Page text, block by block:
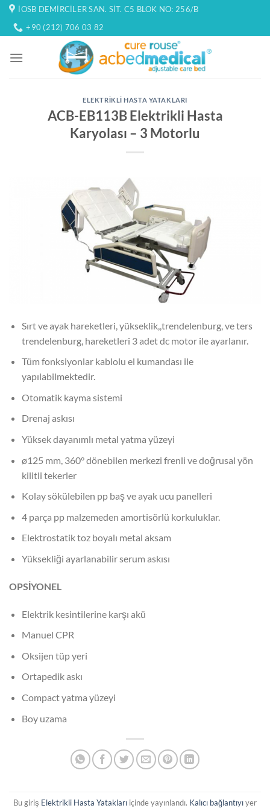
İçeriğe
atla
İOSB DEMIRCILER SAN. SIT. C5 BLOK NO: 256/B
+90 (212) 706 03 82
ELEKTRIKLI HASTA YATAKLARI
ACB-EB113B Elektrikli Hasta
Karyolası – 3 Motorlu
Sırt ve ayak hareketleri, yükseklik,,trendelenburg, ve ters
trendelenburg, hareketleri 3 adet dc motor ile ayarlanır.
Tüm fonksiyonlar kablolu el kumandası ile
yapılabilmektedir.
Otomatik kayma sistemi
Drenaj askısı
Yüksek dayanımlı metal yatma yüzeyi
ø125 mm, 360° dönebilen merkezi frenli ve doğrusal yön
kilitli tekerler
Kolay sökülebilen pp baş ve ayak ucu panelleri
4 parça pp malzemeden amortisörlü korkuluklar.
Elektrostatik toz boyalı metal aksam
Yüksekliği ayarlanabilir serum askısı
OPSİYONEL
Elektrik kesintilerine karşı akü
Manuel CPR
Oksijen tüp yeri
Ortapedik askı
Compact yatma yüzeyi
Boy uzama
Bu giriş Elektrikli Hasta Yatakları içinde yayınlandı. Kalıcı bağlantıyıyer